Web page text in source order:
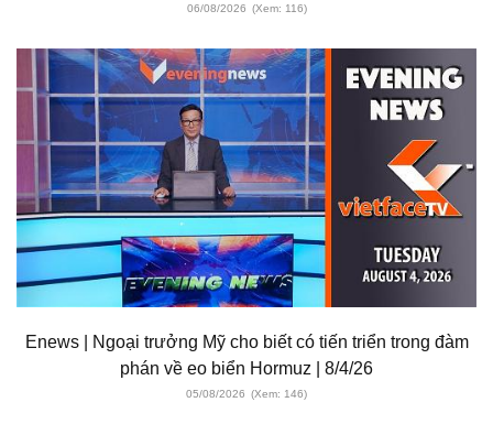
06/08/2026 (Xem: 116)
Enews | Ngoại trưởng Mỹ cho biết có tiến triển trong đàm
phán về eo biển Hormuz | 8/4/26
05/08/2026 (Xem: 146)